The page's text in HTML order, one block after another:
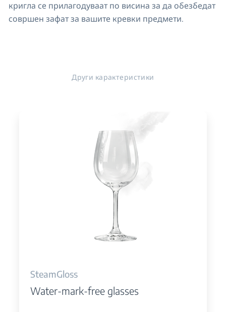
кригла се прилагодуваат по висина за да обезбедат
совршен зафат за вашите кревки предмети.
Други карактеристики
SteamGloss
Water-mark-free glasses